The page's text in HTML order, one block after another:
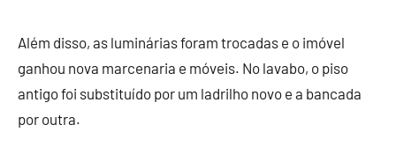
Além disso, as luminárias foram trocadas e o imóvel
ganhou nova marcenaria e móveis. No lavabo, o piso
antigo foi substituído por um ladrilho novo e a bancada
por outra.